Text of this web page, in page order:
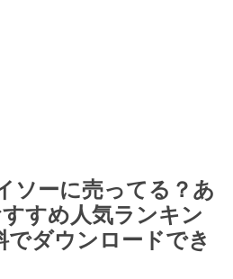
ーに売ってる？あ
すめ人気ランキン
ダウンロードでき